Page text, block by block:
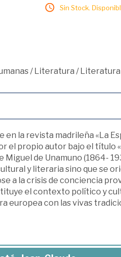
Sin Stock.
/ Literatura / Literatura
en la revista madrileña «La
el propio autor bajo el título
Miguel de Unamuno (1864-
y literaria sino que se
a la crisis de conciencia
el contexto político y
europea con las vivas